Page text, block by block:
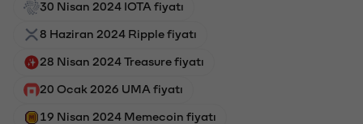
30 Nisan 2024 IOTA fiyatı
8 Haziran 2024 Ripple fiyatı
28 Nisan 2024 Treasure fiyatı
20 Ocak 2026 UMA fiyatı
19 Nisan 2024 Memecoin fiyatı